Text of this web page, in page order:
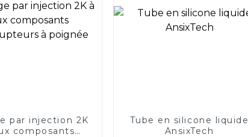
par injection 2K
composants
Tube en silicone liquide
AnsixTech